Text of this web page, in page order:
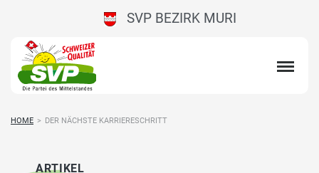
SVP BEZIRK MURI
HOME > DER NÄCHSTE KARRIERESCHRITT
ARTIKEL